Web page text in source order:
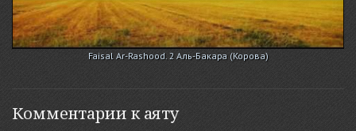
Faisal Ar-Rashood. 2 Аль-Бакара (Корова)
Комментарии к аяту